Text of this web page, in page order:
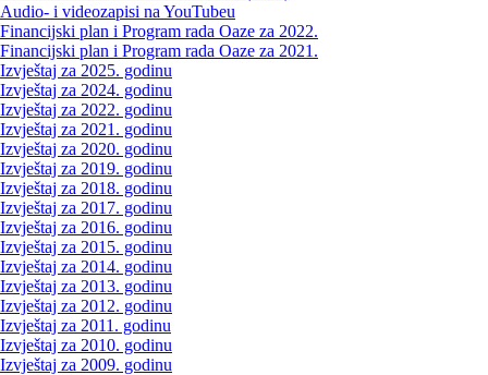
Audio- i videozapisi na YouTubeu
Financijski plan i Program rada Oaze za 2022.
Financijski plan i Program rada Oaze za 2021.
Izvještaj za 2025. godinu
Izvještaj za 2024. godinu
Izvještaj za 2022. godinu
Izvještaj za 2021. godinu
Izvještaj za 2020. godinu
Izvještaj za 2019. godinu
Izvještaj za 2018. godinu
Izvještaj za 2017. godinu
Izvještaj za 2016. godinu
Izvještaj za 2015. godinu
Izvještaj za 2014. godinu
Izvještaj za 2013. godinu
Izvještaj za 2012. godinu
Izvještaj za 2011. godinu
Izvještaj za 2010. godinu
Izvještaj za 2009. godinu